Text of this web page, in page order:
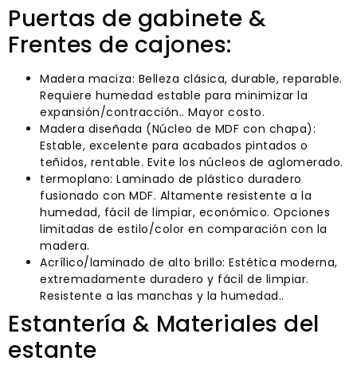
Puertas de gabinete &
Frentes de cajones:
Madera maciza: Belleza clásica, durable, reparable.
Requiere humedad estable para minimizar la
expansión/contracción.. Mayor costo.
Madera diseñada (Núcleo de MDF con chapa):
Estable, excelente para acabados pintados o
teñidos, rentable. Evite los núcleos de aglomerado.
termoplano: Laminado de plástico duradero
fusionado con MDF. Altamente resistente a la
humedad, fácil de limpiar, económico. Opciones
limitadas de estilo/color en comparación con la
madera.
Acrílico/laminado de alto brillo: Estética moderna,
extremadamente duradero y fácil de limpiar.
Resistente a las manchas y la humedad..
Estantería & Materiales del
estante